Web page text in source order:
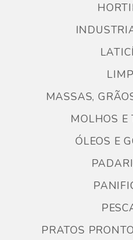
MASSAS,
MOLHOS E
ÓLEOS E
PRATOS